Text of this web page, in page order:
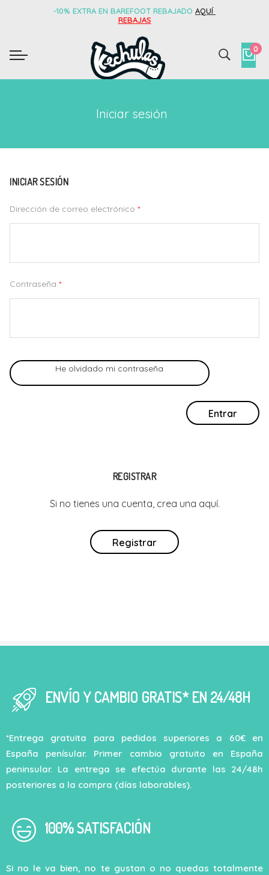
-10% EXTRA EN BAREFOOT REBAJADO AQUÍ
REBAJAS
0
Iniciar sesión
INICIAR SESIÓN
Dirección de correo electrónico
Contraseña
He olvidado mi contraseña
Entrar
REGISTRAR
Si no tienes una cuenta, crea una aquí.
Registrar
ENVÍO Y CAMBIO GRATIS* EN 24/48H
*Entrega gratuita para pedidos superiores a 60€ en
España penísular. Primer cambio gratuito en España
peninsular. La entrega se efectúa durante las 24/48h
posteriores a la compra (días laborables).
100% SATISFACIÓN
Si no le va bien, no te gustan o no quedas totalmente